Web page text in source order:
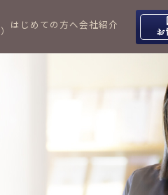
はじめての方へ会社紹介
お
出雲高岡体
大田シ
定休日 日